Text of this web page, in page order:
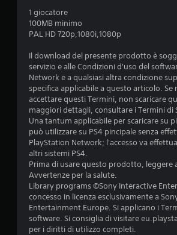
1 giocatore
100MB minimo
PAL HD 720p,1080i,1080p
Il download del presente prodotto è
servizio e alle Condizioni d'uso del
Network e a qualsiasi altra condizione
specifica applicabile a questo articolo. Se
accettare questi Termini, non scaricare
maggiori dettagli, consultare i Termini di
Una tantum applicabile per scaricare su
può utilizzare su PS4 pincipale senza
PlayStation Network; l'accesso va
altri sistemi PS4.
Prima di usare questo prodotto, leggere
Avvertenze per la salute.
Library programs ©Sony Interactive
concesso in licenza esclusivamente a
Entertainment Europe. Si applicano i
software. Si consiglia di visitare
per i diritti di utilizzo completi.